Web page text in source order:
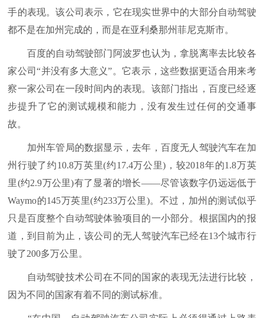
手的表现。该公司表示，它在现实世界中的大部分自动驾驶
都不是在加州完成的，而是在亚利桑那州菲尼克斯市。
百度的自动驾驶部门阿波罗也认为，拿脱离率去比较各
家公司“并没有多大意义”。它表示，这些数据更适合用来考
察一家公司在一段时间内的表现。该部门指出，百度已经逐
步提升了它的测试规模和能力，没有发生过任何的交通事
故。
加州车管局的数据显示，去年，百度无人驾驶汽车在加
州行驶了约10.8万英里(约17.4万公里)，较2018年的1.8万英
里(约2.9万公里)有了显著的增长——尽管该数字仍远远低于
Waymo的145万英里(约233万公里)。不过，加州的测试似乎
只是百度整个自动驾驶体验项目的一小部分。根据国内的报
道，到目前为止，该公司的无人驾驶汽车已经在13个城市行
驶了200多万公里。
自动驾驶技术公司在不同的国家的表现无法进行比较，
因为不同的国家有着不同的测试标准。